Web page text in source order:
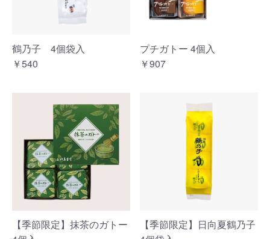
鶴乃子 4個袋入
￥540
プチガトー 4個入
￥907
【季節限定】抹茶のガトー
【季節限定】日向夏鶴乃子